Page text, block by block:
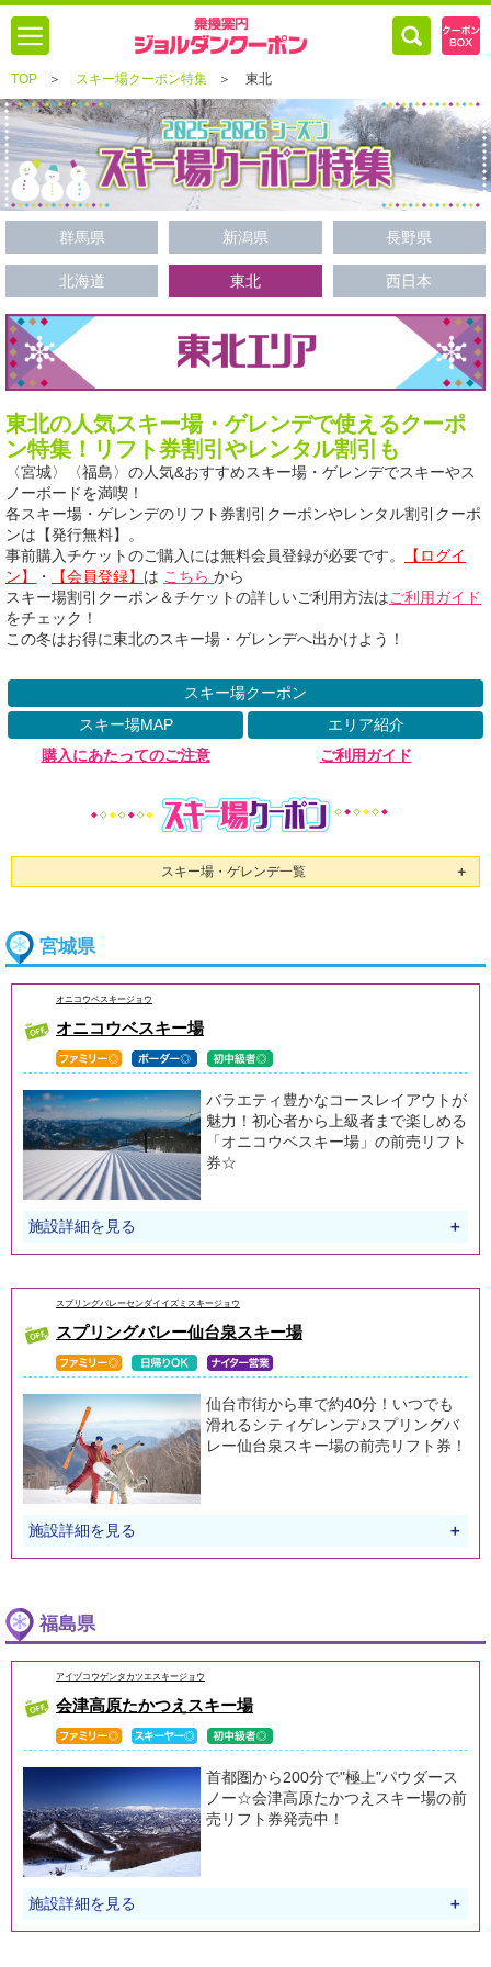
TOP ＞ スキー場クーポン特集 ＞ 東北
群馬県 新潟県 長野県
北海道 東北 西日本
東北の人気スキー場・ゲレンデで使えるクーポ
ン特集！リフト券割引やレンタル割引も
〈宮城〉〈福島〉の人気&おすすめスキー場・ゲレンデでスキーやス
ノーボードを満喫！
各スキー場・ゲレンデのリフト券割引クーポンやレンタル割引クーポ
ンは【発行無料】。
事前購入チケットのご購入には無料会員登録が必要です。
【ログイ
ン】
・ 【会員登録】 は こちら から
スキー場割引クーポン＆チケットの詳しいご利用方法はご利用ガイド
をチェック！
この冬はお得に東北のスキー場・ゲレンデへ出かけよう！
スキー場クーポン
スキー場MAP
エリア紹介
購入にあたってのご注意
ご利用ガイド
スキー場・ゲレンデ一覧 ＋
宮城県
オニコウベスキージョウ
オニコウベスキー場
バラエティ豊かなコースレイアウトが
魅力！初心者から上級者まで楽しめる
「オニコウベスキー場」の前売リフト
券☆
施設詳細を見る ＋
スプリングバレーセンダイイズミスキージョウ
スプリングバレー仙台泉スキー場
仙台市街から車で約40分！いつでも
滑れるシティゲレンデ♪スプリングバ
レー仙台泉スキー場の前売リフト券！
施設詳細を見る ＋
福島県
アイヅコウゲンタカツエスキージョウ
会津高原たかつえスキー場
首都圏から200分で"極上"パウダース
ノー☆会津高原たかつえスキー場の前
売リフト券発売中！
施設詳細を見る ＋